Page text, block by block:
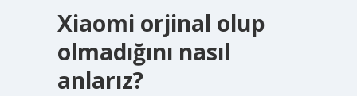
Xiaomi orjinal olup
olmadığını nasıl
anlarız?